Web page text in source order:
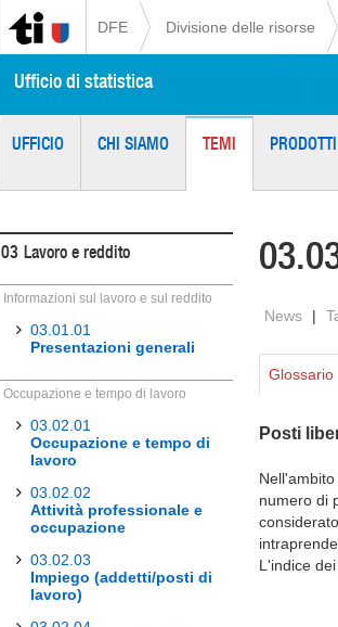
DFE Divisione delle risorse
Ufficio di statistica
UFFICIO CHI SIAMO TEMI PRODOTTI
03 Lavoro e reddito
Informazioni sul lavoro e sul reddito
03.01.01
Presentazioni generali
Occupazione e tempo di lavoro
03.02.01
Occupazione e tempo di
lavoro
03.02.02
Attività professionale e
occupazione
03.02.03
Impiego (addetti/posti di
lavoro)
News |
Glossario
Posti
numero di
L'indice